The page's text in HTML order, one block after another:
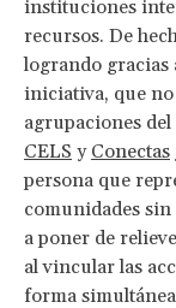
instituciones
recursos. De
logrando gracias
iniciativa, que no
agrupaciones
CELS y Conectas
persona que
comunidades sin
a poner de
al vincular las
forma